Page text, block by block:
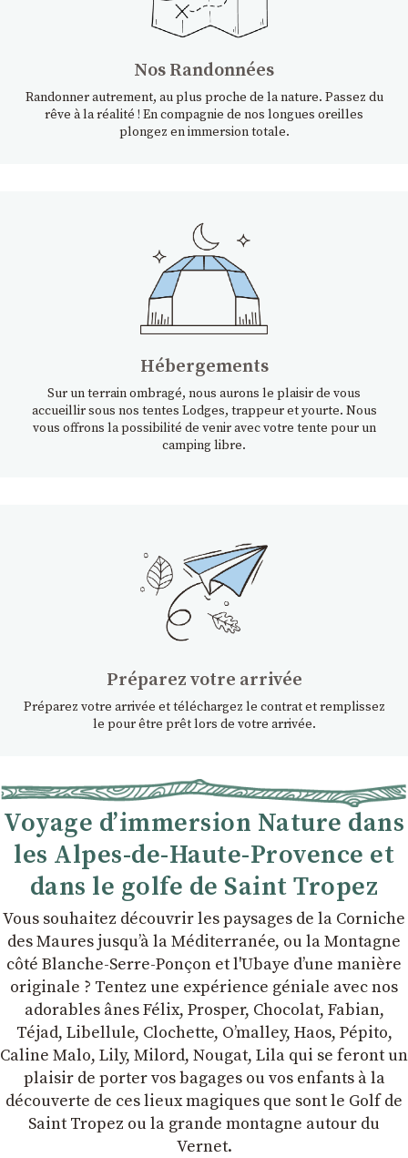
Nos Randonnées
Randonner autrement, au plus proche de la nature. Passez du
rêve à la réalité ! En compagnie de nos longues oreilles
plongez en immersion totale.
Hébergements
Sur un terrain ombragé, nous aurons le plaisir de vous
accueillir sous nos tentes Lodges, trappeur et yourte. Nous
vous offrons la possibilité de venir avec votre tente pour un
camping libre.
Préparez votre arrivée
Préparez votre arrivée et téléchargez le contrat et remplissez
le pour être prêt lors de votre arrivée.
Voyage d’immersion Nature dans
les Alpes-de-Haute-Provence et
dans le golfe de Saint Tropez
Vous souhaitez découvrir les paysages de la Corniche
des Maures jusqu’à la Méditerranée, ou la Montagne
côté Blanche-Serre-Ponçon et l'Ubaye dʼune manière
originale ? Tentez une expérience géniale avec nos
adorables ânes Félix, Prosper, Chocolat, Fabian,
Téjad, Libellule, Clochette, Oʼmalley, Haos, Pépito,
Caline Malo, Lily, Milord, Nougat, Lila qui se feront un
plaisir de porter vos bagages ou vos enfants à la
découverte de ces lieux magiques que sont le Golf de
Saint Tropez ou la grande montagne autour du
Vernet.